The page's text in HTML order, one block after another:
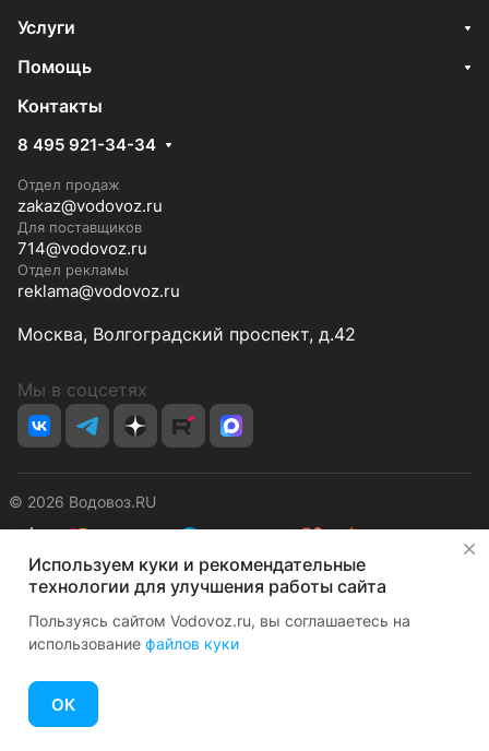
Услуги
Помощь
Контакты
8 495 921-34-34
Отдел продаж
zakaz@vodovoz.ru
Для поставщиков
714@vodovoz.ru
Отдел рекламы
reklama@vodovoz.ru
Москва, Волгоградский проспект, д.42
Мы в соцсетях
© 2026 Водовоз.RU
КонфиденциальностьОферта
Главная
Используем куки и рекомендательные
технологии для улучшения работы сайта
Пользуясь сайтом Vodovoz.ru, вы соглашаетесь на
использование файлов куки
ОК